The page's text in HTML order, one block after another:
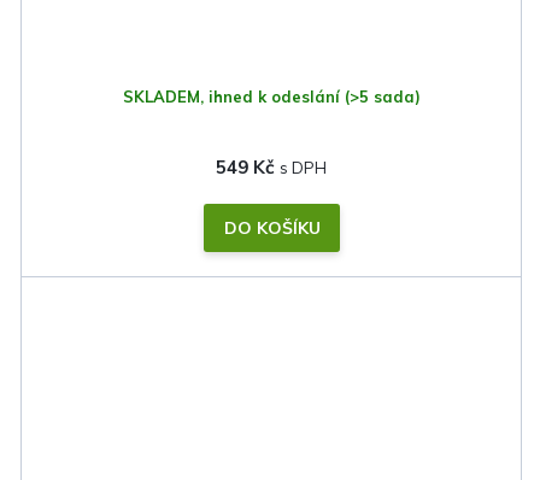
SKLADEM, ihned k odeslání (>5 sada)
549 Kč
DO KOŠÍKU